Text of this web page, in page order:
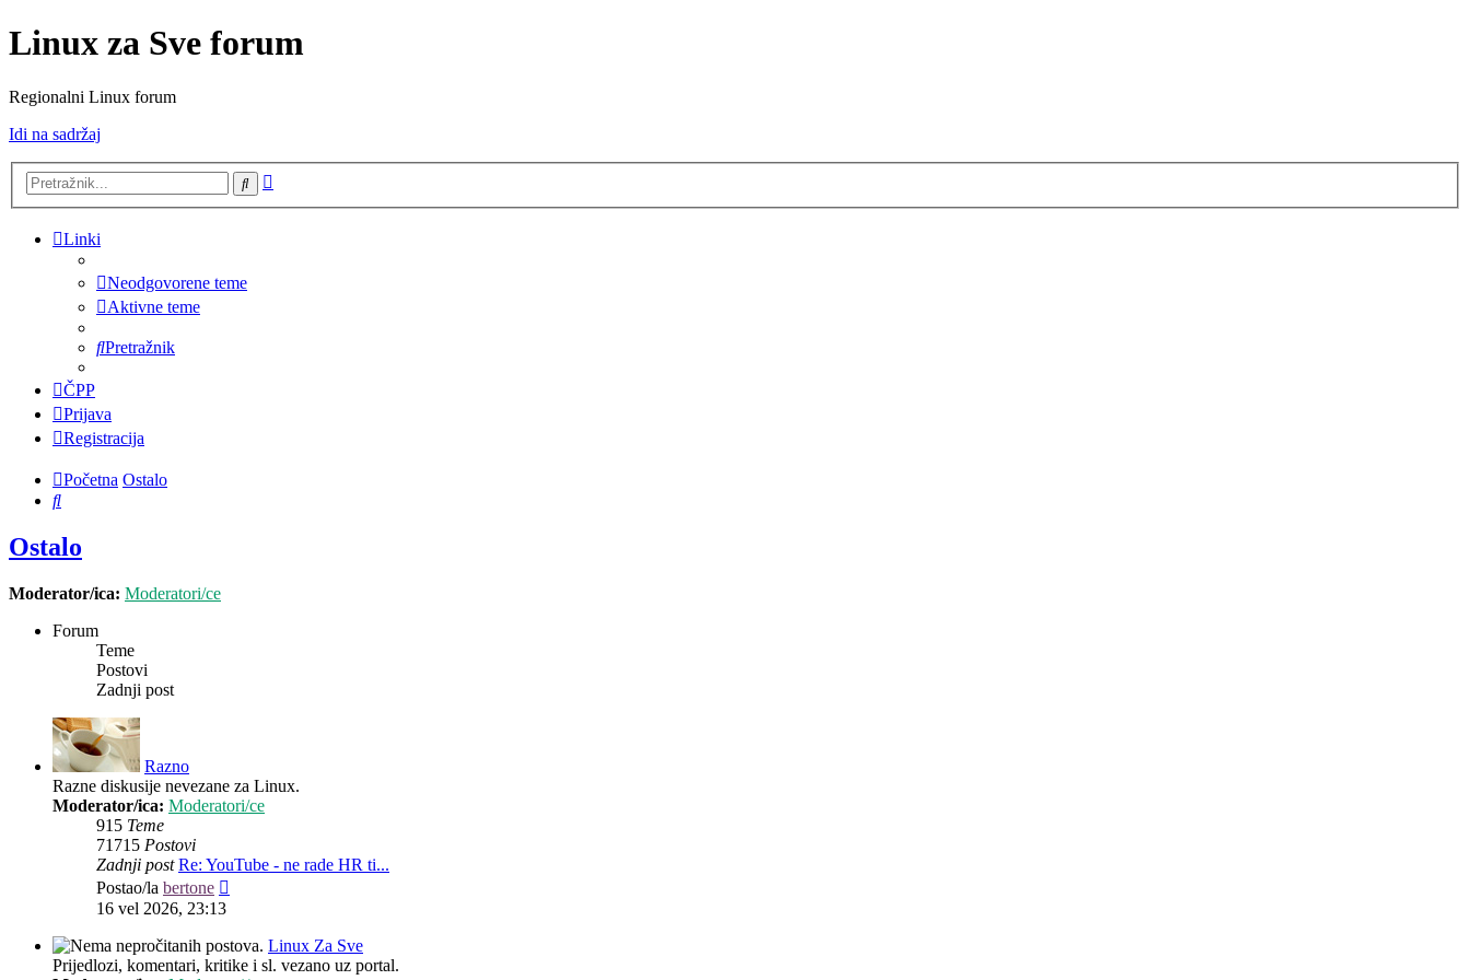
Linux za Sve forum
Regionalni Linux forum
Idi na sadržaj
Pretražnik
Linki
Neodgovorene teme
Aktivne teme
Pretražnik
ČPP
Prijava
Registracija
Početna Ostalo
Pretražnik
Ostalo
Moderator/ica: Moderatori/ce
Forum
Teme
Postovi
Zadnji post
Razno
Razne diskusije nevezane za Linux.
Moderator/ica: Moderatori/ce
915 Teme
71715 Postovi
Zadnji post Re: YouTube - ne rade HR ti...
Postao/la bertone
16 vel 2026, 23:13
Linux Za Sve
Prijedlozi, komentari, kritike i sl. vezano uz portal.